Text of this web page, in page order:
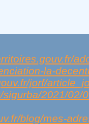
la-
jorf/
2021/02/
blog/mes-